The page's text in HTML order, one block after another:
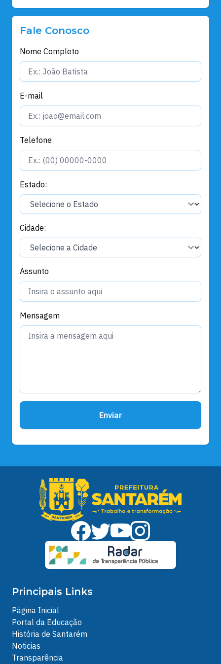
Fale Conosco
Nome Completo
E-mail
Telefone
Estado:
Cidade:
Assunto
Mensagem
Enviar
Principais Links
Página Inicial
Portal da Educação
História de Santarém
Noticias
Transparência